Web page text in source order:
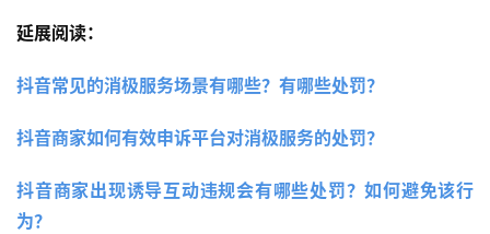
延展阅读：
抖音常见的消极服务场景有哪些？有哪些处罚？
抖音商家如何有效申诉平台对消极服务的处罚？
抖音商家出现诱导互动违规会有哪些处罚？如何避免该行
为？